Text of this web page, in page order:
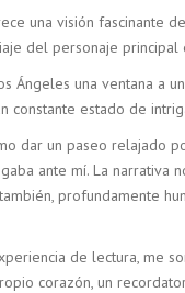
una visión fascinante
del personaje
Ángeles una ventana a
constante estado de
dar un paseo relajado
ante mí. La narrativa
profundamente
de lectura, me
corazón, un